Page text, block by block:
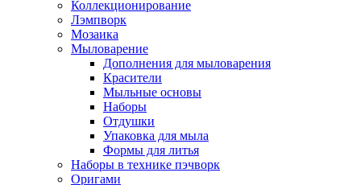
Коллекционирование
Лэмпворк
Мозаика
Мыловарение
Дополнения для мыловарения
Красители
Мыльные основы
Наборы
Отдушки
Упаковка для мыла
Формы для литья
Наборы в технике пэчворк
Оригами